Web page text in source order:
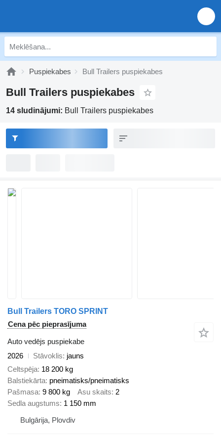
Puspiekabes Bull Trailers puspiekabes
Bull Trailers puspiekabes
14 sludinājumi: Bull Trailers puspiekabes
Bull Trailers TORO SPRINT
Cena pēc pieprasījuma
Auto vedējs puspiekabe
2026
Stāvoklis jauns
Celtspēja 18 200 kg
Balstiekārta pneimatisks/pneimatisks
Pašmasa 9 800 kg Asu skaits 2
Sedla augstums 1 150 mm
Bulgārija, Plovdiv